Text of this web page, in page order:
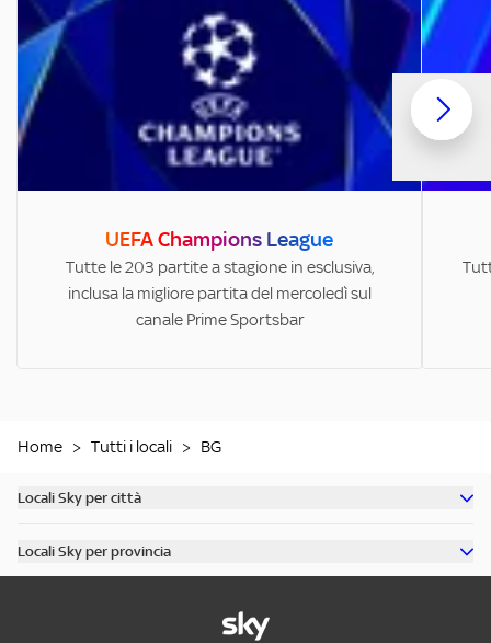
UEFA Champions League
Tutte le 203 partite a stagione in esclusiva,
inclusa la migliore partita del mercoledì sul
canale Prime Sportsbar
Home > Tutti i locali > BG
Locali Sky per città
Scopri tutti i bar di Roma
Locali Sky per provincia
Scopri tutti i bar in provincia di Milano
Scopri tutti i bar in provincia di Roma